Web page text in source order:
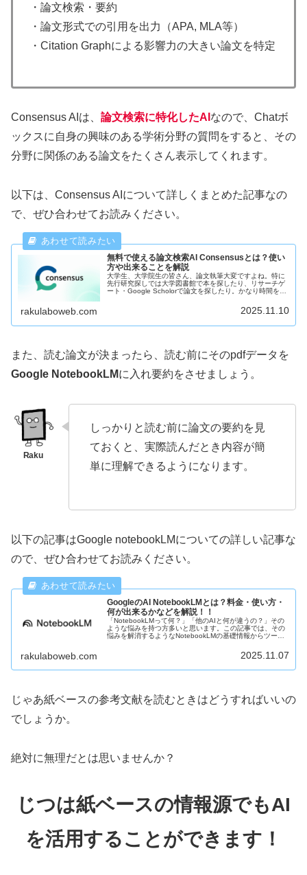
・論文検索・要約
・論文形式での引用を出力（APA, MLA等）
・Citation Graphによる影響力の大きい論文を特定
Consensus AIは、 論文検索に特化したAI なので、Chatボ
ックスに自身の興味のある学術分野の質問をすると、その
分野に関係のある論文をたくさん表示してくれます。
以下は、Consensus AIについて詳しくまとめた記事なの
で、ぜひ合わせてお読みください。
無料で使える論文検索AI Consensusとは？使い
方や出来ることを解説
大学生、大学院生の皆さん、論文執筆大変ですよね。特に
先行研究探しでは大学図書館で本を探したり、リサーチゲ
ート・Google Scholorで論文を探したり。かなり時間を使
しが圧倒的に楽になるんです！それが、「Consensus」と
いうAIです。この記事では、そんなConsensusの基礎情
rakulaboweb.com 2025.11.10
また、読む論文が決まったら、読む前にそのpdfデータを
Google NotebookLMに入れ要約をさせましょう。
しっかりと読む前に論文の要約を見
ておくと、実際読んだとき内容が簡
単に理解できるようになります。
以下の記事はGoogle notebookLMについての詳しい記事な
ので、ぜひ合わせてお読みください。
GoogleのAI NotebookLMとは？料金・使い方・
何が出来るかなどを解説！！
「NotebookLMって何？」「他のAIと何が違うの？」その
ような悩みを持つ方多いと思います。この記事では、その
悩みを解消するようなNotebookLMの基礎情報からツール
rakulaboweb.com 2025.11.07
じゃあ紙ベースの参考文献を読むときはどうすればいいの
でしょうか。
絶対に無理だとは思いませんか？
じつは紙ベースの情報源でもAI
を活用することができます！